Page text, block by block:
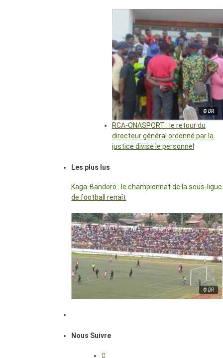
© DR
RCA-ONASPORT : le retour du
directeur général ordonné par la
justice divise le personnel
Les plus lus
Kaga-Bandoro : le championnat de la sous-ligue
de football renaît
© DR
Nous Suivre